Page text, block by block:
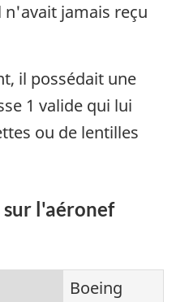
jamais reçu
il possédait une
1 valide qui lui
ou de lentilles
sur l'aéronef
Boeing